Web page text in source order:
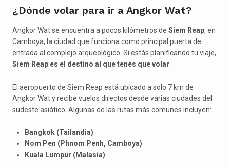
¿Dónde volar para ir a Angkor Wat?
Angkor Wat se encuentra a pocos kilómetros de Siem Reap, en
Camboya, la ciudad que funciona como principal puerta de
entrada al complejo arqueológico. Si estás planificando tu viaje,
Siem Reap es el destino al que tenés que volar.
El aeropuerto de Siem Reap está ubicado a solo 7 km de
Angkor Wat y recibe vuelos directos desde varias ciudades del
sudeste asiático. Algunas de las rutas más comunes incluyen:
Bangkok (Tailandia)
Nom Pen (Phnom Penh, Camboya)
Kuala Lumpur (Malasia)